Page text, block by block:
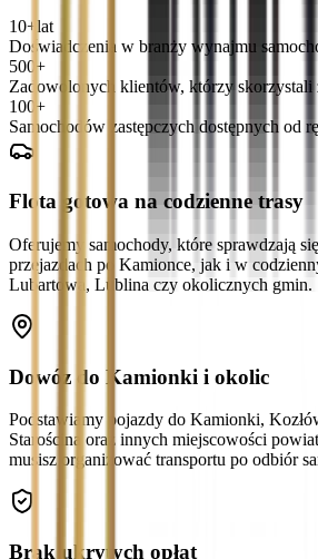
10+ lat
Doświadczenia w branży wynajmu
500+
Zadowolonych klientów, którzy skorzystali
100+
Samochodów zastępczych dostępnych od
Flota gotowa na codzienne trasy
Oferujemy samochody, które sprawdzają
przejazdach po Kamionce, jak i w
Lubartowa, Lublina czy okolicznych gmin.
Dowóz do Kamionki i okolic
Podstawiamy pojazdy do Kamionki,
Starościna oraz innych miejscowości
musisz organizować transportu po odbiór
Brak ukrytych opłat